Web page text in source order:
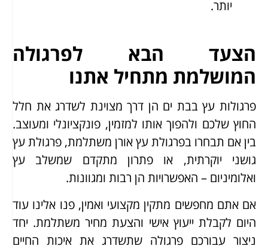
יותר.
הצעד הבא לפרגולה
המושלמת מתחיל אתנו
פרגולות עץ בבת ים הן דרך מצוינת לשדרג את חלל
החוץ שלכם ולהפוך אותו למזמין, פונקציונלי ומעוצב.
בין אם תבחרו בפרגולת עץ אורן משתלמת, פרגולת עץ
גושני יוקרתית, או פתרון מתקדם שמשלב עץ
ואלומיניום – האפשרויות הן רבות ומגוונות.
אם אתם מחפשים מתקין מקצועי ואמין, פנו אלינו עוד
היום לקבלת ייעוץ אישי והצעת מחיר משתלמת. יחד
ניצור עבורכם פרגולה שתשדרג את איכות החיים